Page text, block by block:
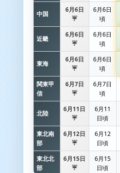
中国
6月6日
☔
6月6日
頃
近畿
6月6日
☔
6月6日
頃
東海
6月6日
☔
6月6日
頃
関東甲
信
6月7日
☔
6月7日
頃
北陸
6月11日
☔
6月11
日頃
東北南
部
6月12日
☔
6月12
日頃
東北北
部
6月15日
☔
6月15
日頃